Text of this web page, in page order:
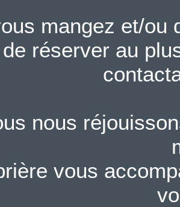
mangez et/ou
de réserver au
nous
vous